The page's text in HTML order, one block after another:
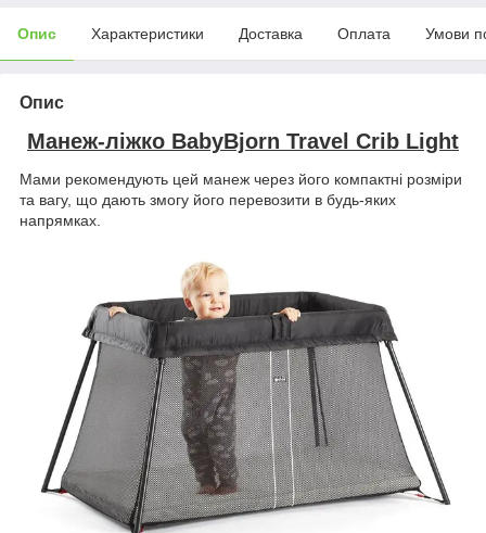
Опис Характеристики Доставка Оплата Умови
Опис
Манеж-ліжко BabyBjorn Travel Crib Light
Мами рекомендують цей манеж через його компактні розміри
та вагу, що дають змогу його перевозити в будь-яких
напрямках.